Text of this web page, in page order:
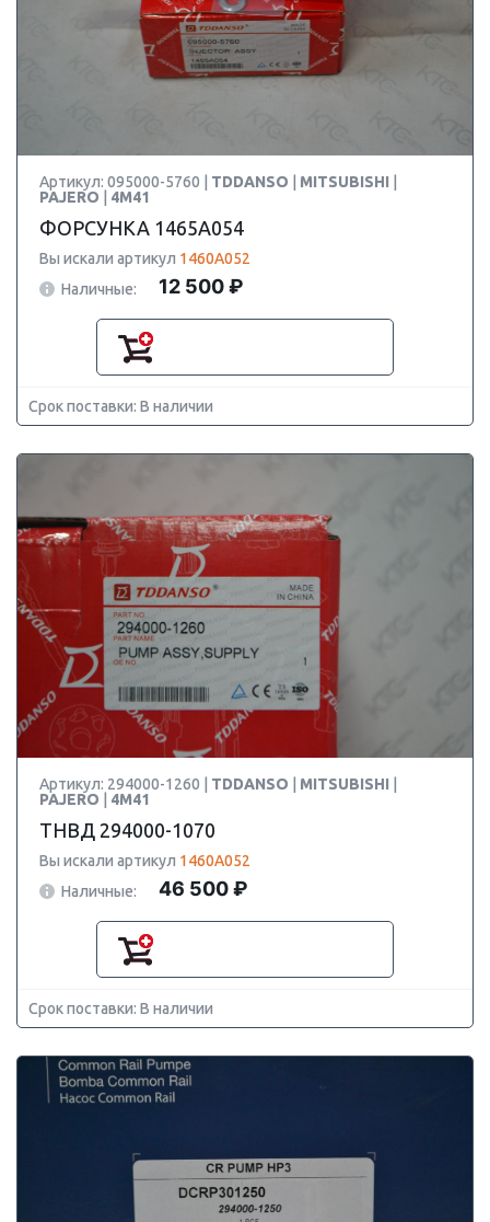
Артикул: 095000-5760 | TDDANSO MITSUBISHI
PAJERO
4M41
ФОРСУНКА 1465A054
Вы искали артикул 1460A052
Наличные:
12 500 ₽
Срок поставки: В наличии
Артикул: 294000-1260 | TDDANSO MITSUBISHI
PAJERO
4M41
ТНВД 294000-1070
Вы искали артикул 1460A052
Наличные:
46 500 ₽
Срок поставки: В наличии